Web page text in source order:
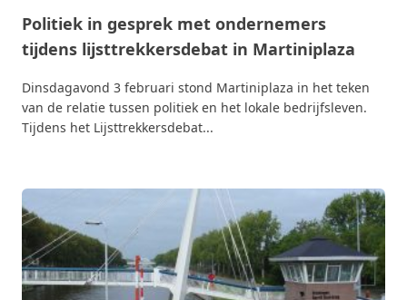
Politiek in gesprek met ondernemers
tijdens lijsttrekkersdebat in Martiniplaza
Dinsdagavond 3 februari stond Martiniplaza in het teken
van de relatie tussen politiek en het lokale bedrijfsleven.
Tijdens het Lijsttrekkersdebat...